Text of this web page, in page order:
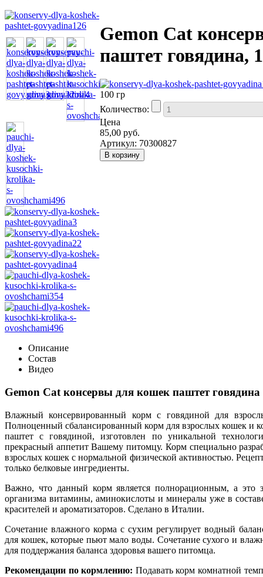
Gemon Cat
паштет говядина,
100 гр
Количество:
Цена
85,00 руб.
Артикул: 70300827
Описание
Состав
Видео
Gemon Cat консервы для кошек паштет говядина
Влажный консервированный корм с говядиной для
Полноценный сбалансированный корм для взрослых кошек и
паштет с говядиной, изготовлен по уникальной
прекрасный аппетит Вашему питомцу. Корм специально
взрослых кошек с нормальной физической активностью.
только белковые ингредиенты.
Важно, что данный корм является полнорационным, а это
организма витамины, аминокислоты и минералы уже в
красителей и ароматизаторов. Сделано в Италии.
Сочетание влажного корма с сухим регулирует водный
для кошек, которые пьют мало воды. Сочетание сухого и
для поддержания баланса здоровья вашего питомца.
Рекомендации по кормлению: Подавать корм комнатной